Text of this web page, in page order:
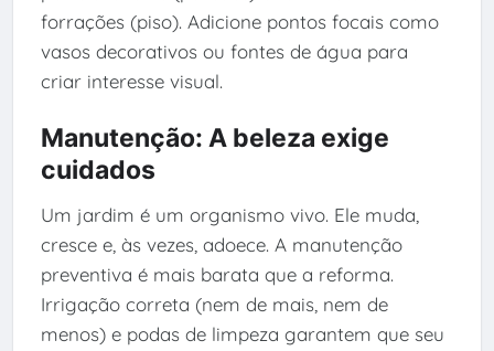
forrações (piso). Adicione pontos focais como
vasos decorativos ou fontes de água para
criar interesse visual.
Manutenção: A beleza exige
cuidados
Um jardim é um organismo vivo. Ele muda,
cresce e, às vezes, adoece. A manutenção
preventiva é mais barata que a reforma.
Irrigação correta (nem de mais, nem de
menos) e podas de limpeza garantem que seu